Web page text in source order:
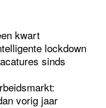
kwart
lockdown
sinds
vorig jaar